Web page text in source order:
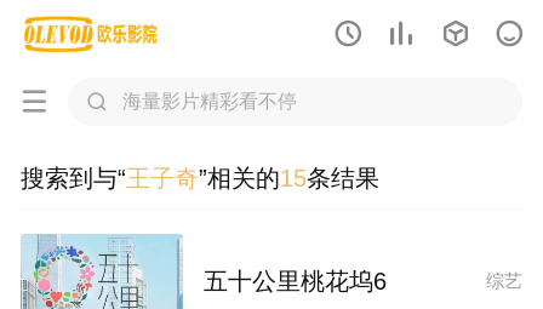
   
 
搜索到与“王子奇”相关的15条结果
综艺
五十公里桃花坞6